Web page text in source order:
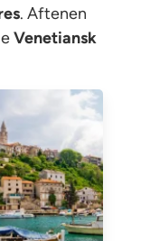
. Aftenen
Venetiansk